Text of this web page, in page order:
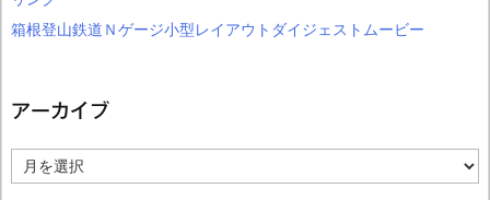
箱根登山鉄道Ｎゲージ小型レイアウトダイジェストムービー
アーカイブ
ー